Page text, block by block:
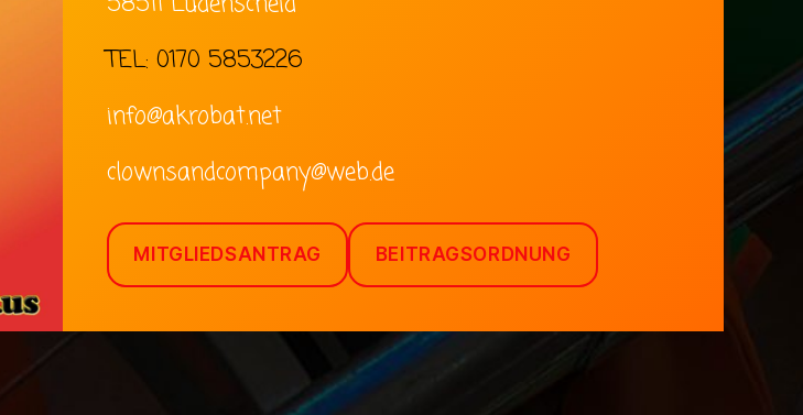
TEL: 0170 5853226
info@akrobat.net
clownsandcompany@web.de
MITGLIEDSANTRAG BEITRAGSORDNUNG